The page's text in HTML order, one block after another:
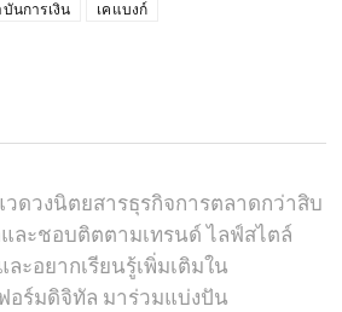
บันการเงิน เคแบงก์
วดวงนิตยสารธุรกิจการตลาดกว่าสิบ
ละชอบติตตามเทรนด์ ไลฟ์สไตล์
ละอยากเรียนรู้เพิ่มเติมใน
อร์มดิจิทัล มาร่วมแบ่งปัน